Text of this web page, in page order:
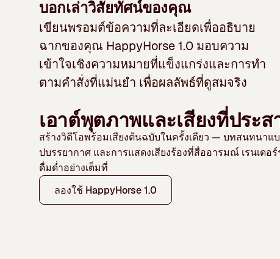
บอกเล่าวิสัยทัศน์ของคุณ
เขียนพรอมต์ข้อความที่ละเอียดเพื่ออธิบาย
ฉากของคุณ HappyHorse 1.0 มอบความ
เข้าใจเชิงความหมายที่แข็งแกร่งและการทำ
ตามคำสั่งที่แม่นยำ เพื่อผลลัพธ์ที่ดูสมจริง
เอาต์พุตภาพและเสียงที่ประ
สร้างวิดีโอพร้อมเสียงต้นฉบับในครั้งเดียว — บทสนทนาแ
ปบรรยากาศ และการแสดงเสียงร้องที่สื่ออารมณ์ เรนเดอ
ดื่มด่ำอย่างเต็มที่
ลองใช้ HappyHorse 1.0